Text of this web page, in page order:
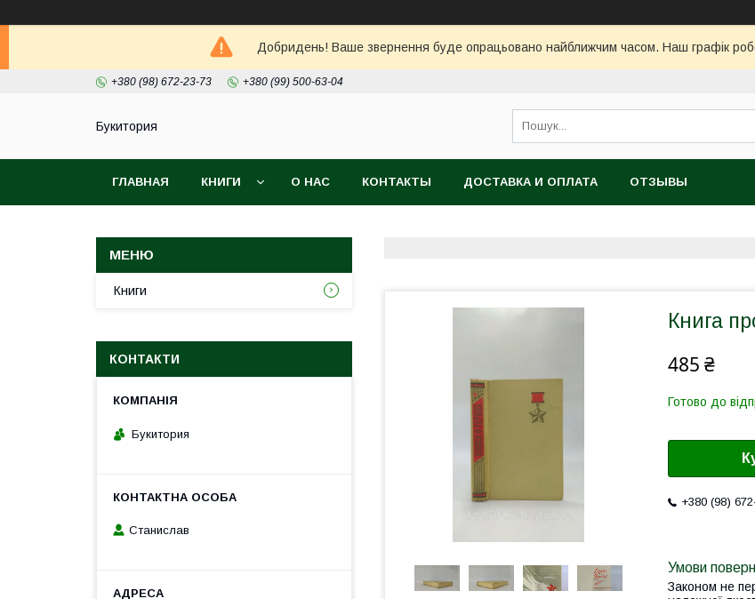
Добридень! Ваше звернення буде опрацьовано найближчим часом. Наш графік
+380 (98) 672-23-73 +380 (99) 500-63-04
Букитория
ГЛАВНАЯ КНИГИ О НАС КОНТАКТЫ ДОСТАВКА И ОПЛАТА ОТЗЫВЫ
Книга
485 ₴
Готово до
+380 (98)
Законом не
Книги
КОНТАКТИ
Букитория
Станислав